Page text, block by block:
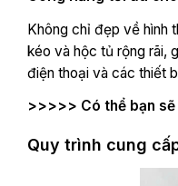
Không chỉ đẹp về hình
kéo và hộc tủ rộng rãi,
điện thoại và các thiết
>>>>> Có thể bạn sẽ
Quy trình cung